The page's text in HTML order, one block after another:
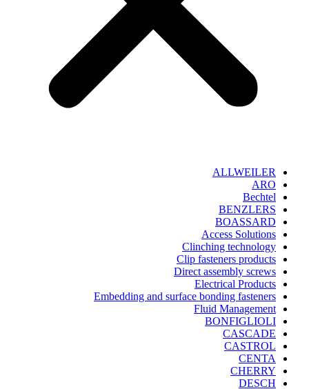
ALLWEILER
ARO
Bechtel
BENZLERS
BOASSARD
Access Solutions
Clinching technology
Clip fasteners products
Direct assembly screws
Electrical Products
Embedding and surface bonding fasteners
Fluid Management
BONFIGLIOLI
CASCADE
CASTROL
CENTA
CHERRY
DESCH